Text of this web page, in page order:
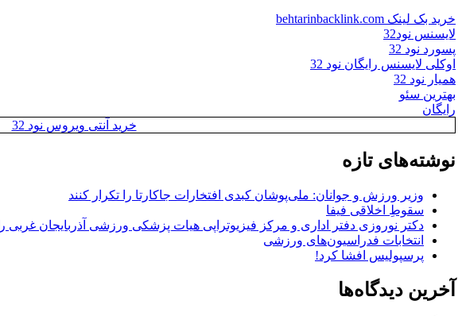
خرید بک لینک behtarinbacklink.com
لایسنس نود32
پسورد نود 32
اوکلی لایسنس رایگان نود 32
همیار نود 32
بهترین سئو
رایگان
خرید آنتی ویروس نود 32
نوشته‌های تازه
وزیر ورزش و جوانان: ملی‌پوشان کبدی افتخارات جاکارتا را تکرار کنند
سقوطِ اخلاقی فیفا
دکتر نوروزی دفتر اداری و مرکز فیزیوتراپی هیات پزشکی ورزشی آذربایجان غربی
انتخابات فدراسیون‌های ورزشی
پرسپولیس افشا کرد!
آخرین دیدگاه‌ها